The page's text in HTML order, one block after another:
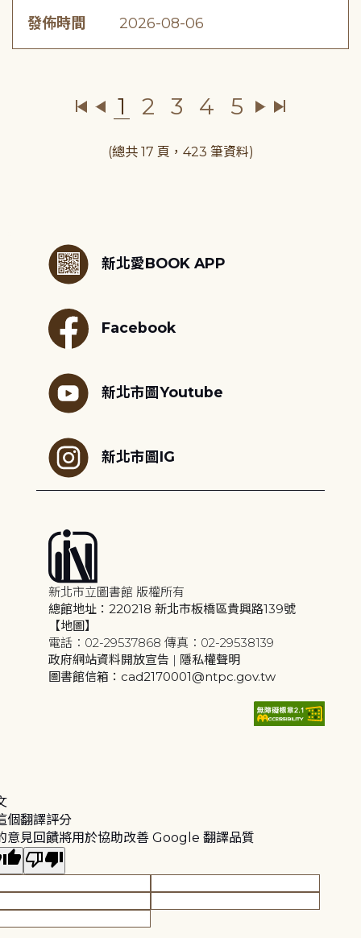
發佈時間 2026-08-06
1 2 3 4 5
(總共 17 頁，423 筆資料)
新北愛BOOK APP
Facebook
新北市圖Youtube
新北市圖IG
新北市立圖書館 版權所有
總館地址：220218 新北市板橋區貴興路139號
【地圖】
電話：02-29537868 傳真：02-29538139
政府網站資料開放宣告 | 隱私權聲明
圖書館信箱：cad2170001@ntpc.gov.tw
個翻譯評分
意見回饋將用於協助改善 Google 翻譯品質